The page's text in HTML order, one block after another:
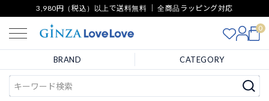
3,980円（税込）以上で送料無料 ｜ 全商品ラッピング対応
0
BRAND CATEGORY